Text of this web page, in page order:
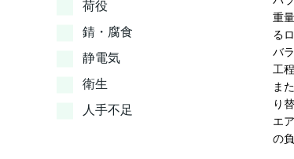
荷役
錆・腐食
静電気
衛生
人手不足
重
る
バ
工
ま
り
エ
の